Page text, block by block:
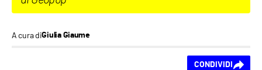
A cura diGiulia Giaume
CONDIVIDI